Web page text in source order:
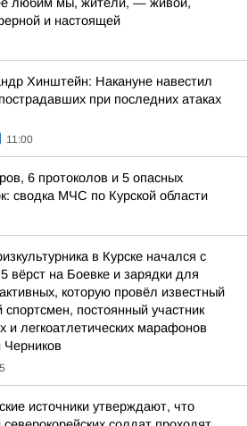
и настоящей
Хинштейн: Накануне навестил
при последних атаках
11:00
6 протоколов и 5 опасных
сводка МЧС по Курской области
в Курске начался с
5 вёрст на Боевке и зарядки для
которую провёл известный
спортсмен, постоянный участник
и легкоатлетических марафонов
Черников
источники утверждают, что